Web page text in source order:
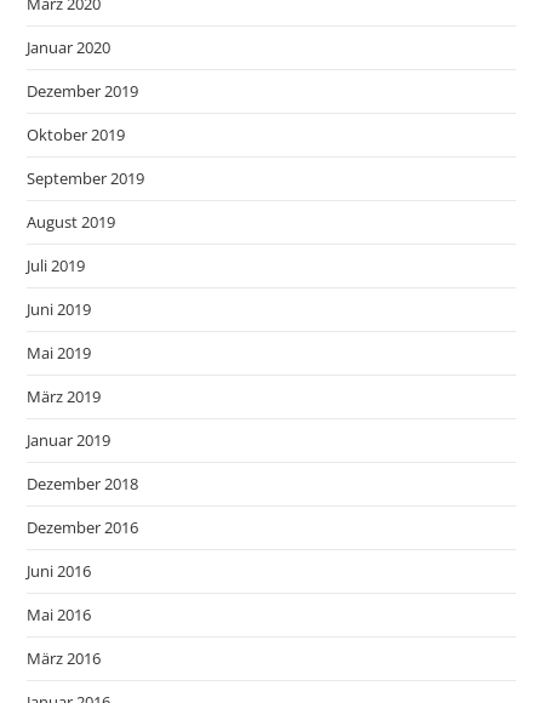
Januar 2020
Dezember 2019
Oktober 2019
September 2019
August 2019
Juli 2019
Juni 2019
Mai 2019
März 2019
Januar 2019
Dezember 2018
Dezember 2016
Juni 2016
Mai 2016
März 2016